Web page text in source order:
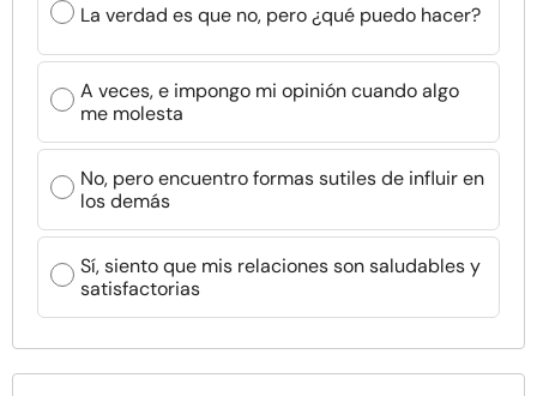
La verdad es que no, pero ¿qué puedo hacer?
A veces, e impongo mi opinión cuando algo
me molesta
No, pero encuentro formas sutiles de influir en
los demás
Sí, siento que mis relaciones son saludables y
satisfactorias